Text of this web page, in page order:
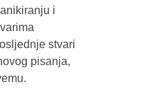
i
stvari
pisanja,